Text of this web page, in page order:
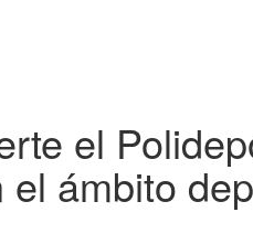
el
ámbito